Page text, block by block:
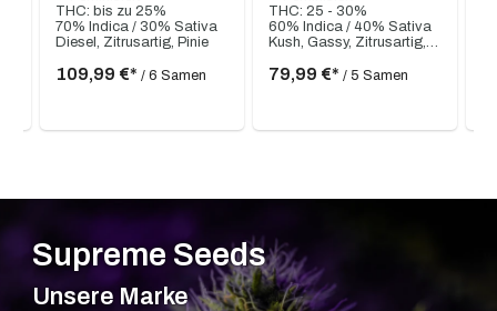
THC: bis zu 25%
70% Indica / 30% Sativa
Diesel, Zitrusartig, Pinie
109,99 €*/ 6 Samen
THC: 25 - 30%
60% Indica / 40% Sativa
79,99 €*/ 5 Samen
Supreme Seeds
Unsere Marke